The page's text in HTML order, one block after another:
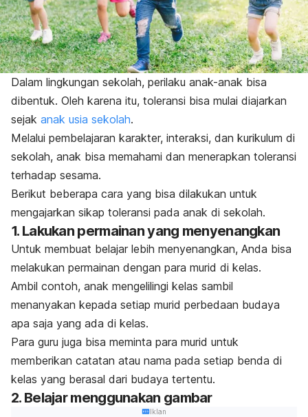
Dalam lingkungan sekolah, perilaku anak-anak bisa
dibentuk. Oleh karena itu, toleransi bisa mulai diajarkan
sejak anak usia sekolah.
Melalui pembelajaran karakter, interaksi, dan kurikulum di
sekolah, anak bisa memahami dan menerapkan toleransi
terhadap sesama.
Berikut beberapa cara yang bisa dilakukan untuk
mengajarkan sikap toleransi pada anak di sekolah.
1. Lakukan permainan yang menyenangkan
Untuk membuat belajar lebih menyenangkan, Anda bisa
melakukan permainan dengan para murid di kelas.
Ambil contoh, anak mengelilingi kelas sambil
menanyakan kepada setiap murid perbedaan budaya
apa saja yang ada di kelas.
Para guru juga bisa meminta para murid untuk
memberikan catatan atau nama pada setiap benda di
kelas yang berasal dari budaya tertentu.
2. Belajar menggunakan gambar
Iklan